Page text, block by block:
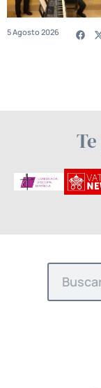
5 Agosto 2026